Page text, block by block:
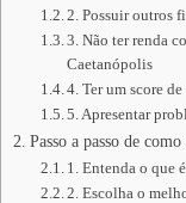
2. Possuir outros
3. Não ter renda
Caetanópolis
4. Ter um score
5. Apresentar
Passo a passo de
1. Entenda o que
2. Escolha o